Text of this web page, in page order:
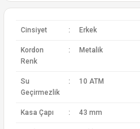
Cinsiyet : Erkek
Kordon
Renk
: Metalik
Su
Geçirmezlik
: 10 ATM
Kasa Çapı : 43 mm